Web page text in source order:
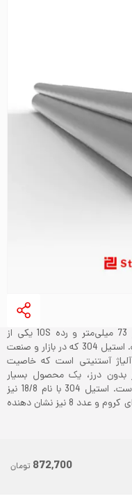
لوله استیل 304 یا 1.4301 بدون درز با قطر 73 میلی‌متر و رده 10S یکی از
پرکاربردترین لوله‌ها برای مصارف صنعتی است. استیل 304 که در بازار و صنعت
آستنیتی است که خاصیت
بدون درز، یک محصول بسیار
کاربردی و ویژه برای مصارف خاص صنعتی است. استیل 304 با نام 18/8 نیز
شناخته می‌شود که عدد 18 بیانگر میزان محتوای کروم و عدد 8 نیز نشان دهنده
872,700 تومان